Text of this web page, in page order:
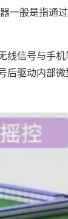
一般是指通
线信号与手
后驱动内部